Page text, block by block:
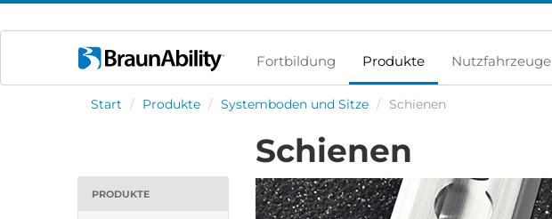
Fortbildung Produkte Nutzfahrzeuge
Start / Produkte / Systemboden und Sitze / Schienen
PRODUKTE
Schienen